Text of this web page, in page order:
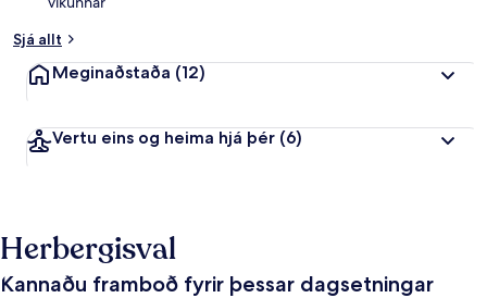
Sjá allt
Meginaðstaða (12)
Vertu eins og heima hjá þér (6)
Herbergisval
Kannaðu framboð fyrir þessar dagsetningar